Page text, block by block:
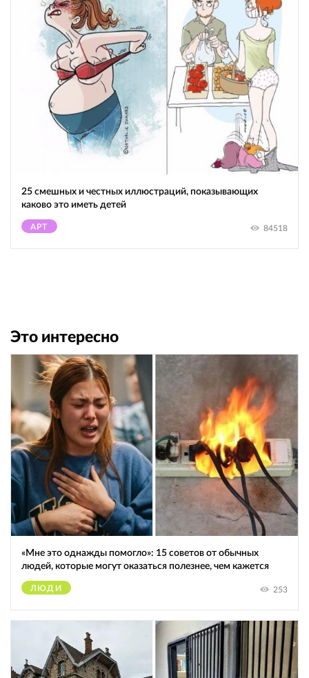
25 смешных и честных иллюстраций, показывающих
каково это иметь детей
АРТ 84518
Это интересно
«Мне это однажды помогло»: 15 советов от обычных
людей, которые могут оказаться полезнее, чем кажется
ЛЮДИ 253